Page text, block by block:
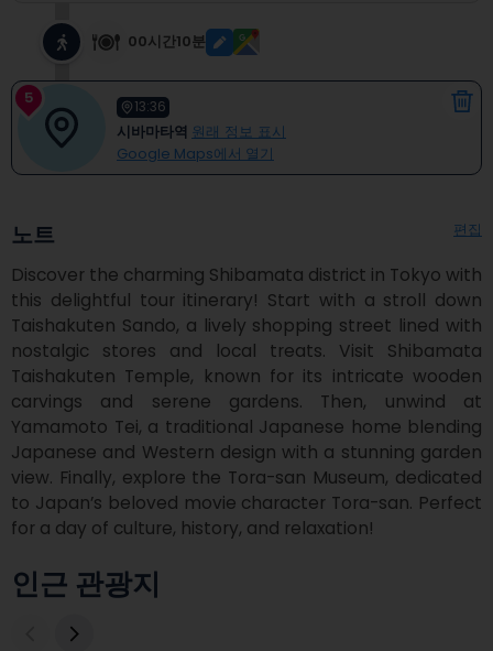
00시간10분
5 13:36
시바마타역 원래 정보 표시
Google Maps에서 열기
노트 편집
Discover the charming Shibamata district in Tokyo with
this delightful tour itinerary! Start with a stroll down
Taishakuten Sando, a lively shopping street lined with
nostalgic stores and local treats. Visit Shibamata
Taishakuten Temple, known for its intricate wooden
carvings and serene gardens. Then, unwind at
Yamamoto Tei, a traditional Japanese home blending
Japanese and Western design with a stunning garden
view. Finally, explore the Tora-san Museum, dedicated
to Japan’s beloved movie character Tora-san. Perfect
for a day of culture, history, and relaxation!
인근 관광지